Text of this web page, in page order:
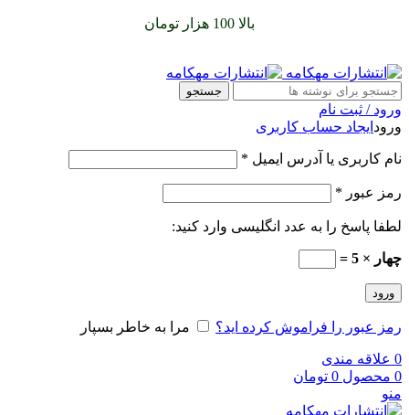
بالا 100 هزار تومان
جستجو
ورود / ثبت نام
ورود ایجاد حساب کاربری
نام کاربری یا آدرس ایمیل *
رمز عبور *
لطفا پاسخ را به عدد انگلیسی وارد کنید:
چهار × 5 =
ورود
رمز عبور را فراموش کرده اید؟ مرا به خاطر بسپار
0 علاقه مندی
0 محصول 0 تومان
منو